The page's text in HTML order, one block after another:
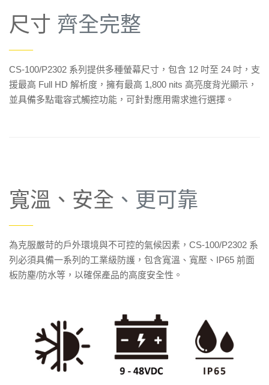
尺寸 齊全完整
——
CS-100/P2302 系列提供多種螢幕尺寸，包含 12 吋至 24 吋，支
援最高 Full HD 解析度，擁有最高 1,800 nits 高亮度背光顯示，
並具備多點電容式觸控功能，可針對應用需求進行選擇。
寬溫、安全 、更可靠
——
為克服嚴苛的戶外環境與不可控的氣候因素，CS-100/P2302 系
列必須具備一系列的工業級防護，包含寬溫、寬壓、IP65 前面
板防塵/防水等，以確保產品的高度安全性。